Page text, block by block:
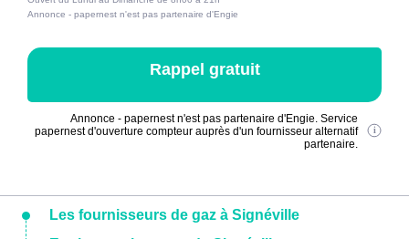
Annonce - papernest n'est pas partenaire d'Engie
Rappel gratuit
Annonce - papernest n'est pas partenaire d'Engie. Service
papernest d'ouverture compteur auprès d'un fournisseur alternatif
partenaire.
Les fournisseurs de gaz à Signéville